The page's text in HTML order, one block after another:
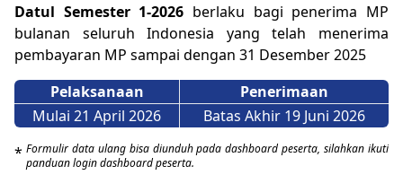
Informasi
Layanan
Datul Semester 1-2026 berlaku bagi penerima MP
bulanan seluruh Indonesia yang telah menerima
pembayaran MP sampai dengan 31 Desember 2025
Pelaksanaan
Penerimaan
Mulai 21 April 2026
Batas Akhir 19 Juni 2026
* Formulir data ulang bisa diunduh pada dashboard peserta, silahkan ikuti
panduan login dashboard peserta.